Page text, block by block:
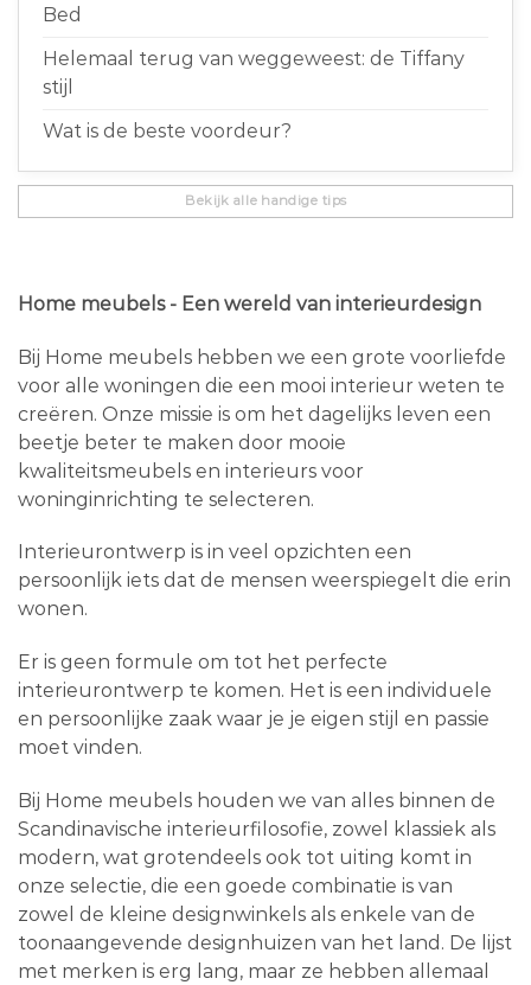
Bed
Helemaal terug van weggeweest: de Tiffany
stijl
Wat is de beste voordeur?
Bekijk alle handige tips
Home meubels - Een wereld van interieurdesign
Bij Home meubels hebben we een grote voorliefde
voor alle woningen die een mooi interieur weten te
creëren. Onze missie is om het dagelijks leven een
beetje beter te maken door mooie
kwaliteitsmeubels en interieurs voor
woninginrichting te selecteren.
Interieurontwerp is in veel opzichten een
persoonlijk iets dat de mensen weerspiegelt die erin
wonen.
Er is geen formule om tot het perfecte
interieurontwerp te komen. Het is een individuele
en persoonlijke zaak waar je je eigen stijl en passie
moet vinden.
Bij Home meubels houden we van alles binnen de
Scandinavische interieurfilosofie, zowel klassiek als
modern, wat grotendeels ook tot uiting komt in
onze selectie, die een goede combinatie is van
zowel de kleine designwinkels als enkele van de
toonaangevende designhuizen van het land. De lijst
met merken is erg lang, maar ze hebben allemaal